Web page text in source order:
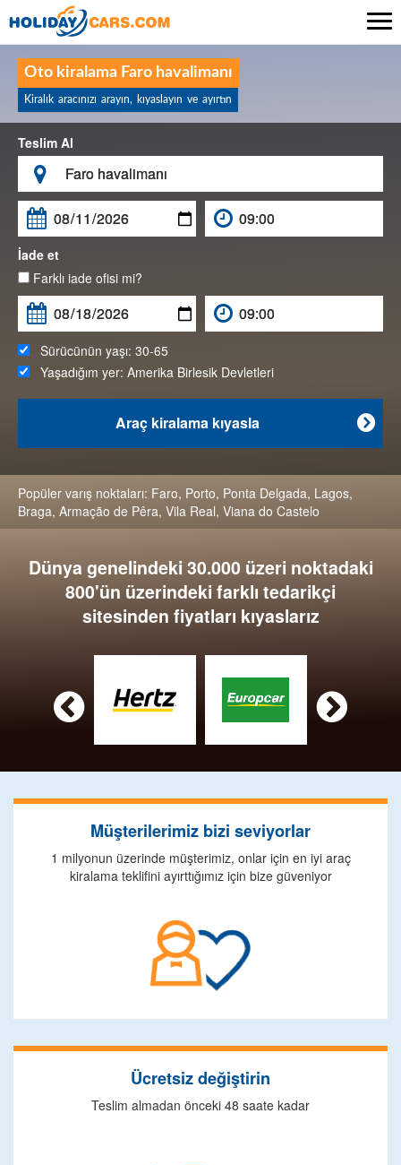
Oto kiralama Faro havalimanı
Kiralık aracınızı arayın, kıyaslayın ve ayırtın
Teslim Al


İade et
Farklı iade ofisi mi?
Sürücünün yaşı: 30-65
Yaşadığım yer: Amerika Birlesik Devletleri

Araç kiralama kıyasla
Popüler varış noktaları: Faro, Porto, Ponta Delgada, Lagos,
Braga, Armação de Pêra, Vila Real, Viana do Castelo
Dünya genelindeki 30.000 üzeri noktadaki
800'ün üzerindeki farklı tedarikçi
sitesinden fiyatları kıyaslarız
 
Müşterilerimiz bizi seviyorlar
1 milyonun üzerinde müşterimiz, onlar için en iyi araç
kiralama teklifini ayırttığımız için bize güveniyor
Ücretsiz değiştirin
Teslim almadan önceki 48 saate kadar